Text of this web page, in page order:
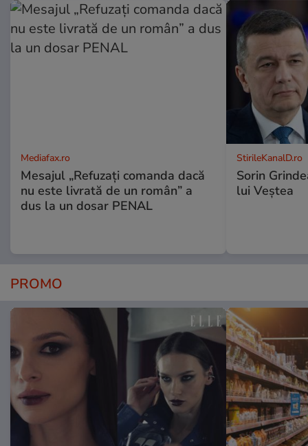
Mediafax.ro
Mesajul „Refuzați comanda dacă
nu este livrată de un român” a
dus la un dosar PENAL
StirileKanalD.ro
Sorin
lui Veștea
PROMO